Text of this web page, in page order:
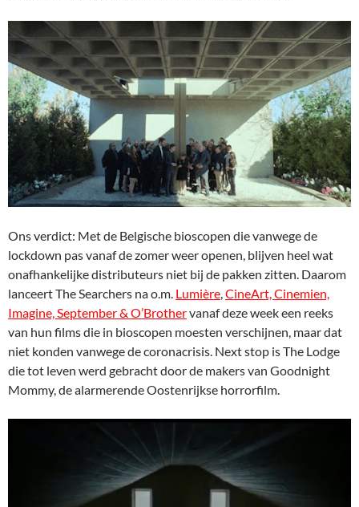
Ons verdict: Met de Belgische bioscopen die vanwege de
lockdown pas vanaf de zomer weer openen, blijven heel wat
onafhankelijke distributeurs niet bij de pakken zitten. Daarom
lanceert The Searchers na o.m. Lumière CineArt, Cinemien,
Imagine, September & O’Brothervanaf deze week een reeks
van hun films die in bioscopen moesten verschijnen, maar dat
niet konden vanwege de coronacrisis. Next stop is The Lodge
die tot leven werd gebracht door de makers van Goodnight
Mommy, de alarmerende Oostenrijkse horrorfilm.